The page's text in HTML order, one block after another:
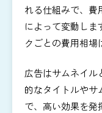
れる仕組みで、費
によって変動しま
クごとの費用相場
広告はサムネイル
的なタイトルやサ
で、高い効果を発